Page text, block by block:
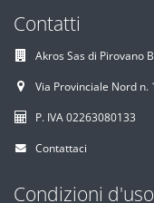
Contatti
Akros Sas di Pirovano
Via Provinciale Nord n.
P. IVA 02263080133
Contattaci
Condizioni d'uso